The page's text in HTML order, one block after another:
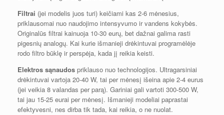
Filtrai (jei modelis juos turi) keičiami kas 2-6 mėnesius,
priklausomai nuo naudojimo intensyvumo ir vandens kokybės.
Originalūs filtrai kainuoja 10-30 eurų, bet dažnai galima rasti
pigesnių analogų. Kai kurie išmanieji drėkintuvai programėlėje
rodo filtro būklę ir perspėja, kada jį reikia keisti.
Elektros sąnaudos priklauso nuo technologijos. Ultragarsiniai
drėkintuvai vartoja 20-40 W, tai per mėnesį išeina apie 2-4 eurus
(jei veikia 8 valandas per parą). Gariniai gali vartoti 300-500 W,
tai jau 15-25 eurai per mėnesį. Išmanieji modeliai paprastai
efektyvesni, nes dirba tik tada, kai reikia, o ne nuolat.